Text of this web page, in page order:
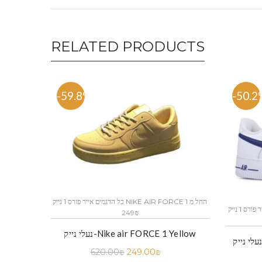
RELATED PRODUCTS
-59.8%
כל הדגמים אייר פורס 1 נייק NIKE AIR FORCE 1 החל מ
249₪
נעלי נייק-Nike air FORCE 1 Yellow
620.00₪ 249.00₪
-50.2%
כל הדגמים אייר פורס 1 נייק NIKE AIR FORCE 1 החל מ
נעלי נייק -Nike Air Force 1 Low White